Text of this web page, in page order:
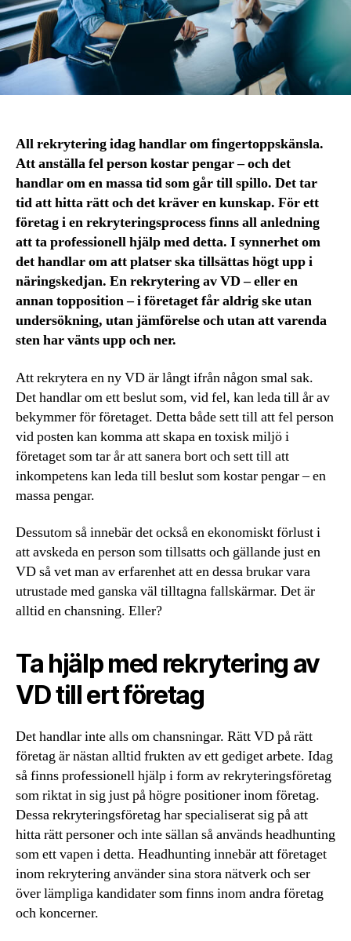
All rekrytering idag handlar om fingertoppskänsla.
Att anställa fel person kostar pengar – och det
handlar om en massa tid som går till spillo. Det tar
tid att hitta rätt och det kräver en kunskap. För ett
företag i en rekryteringsprocess finns all anledning
att ta professionell hjälp med detta. I synnerhet om
det handlar om att platser ska tillsättas högt upp i
näringskedjan. En rekrytering av VD – eller en
annan topposition – i företaget får aldrig ske utan
undersökning, utan jämförelse och utan att varenda
sten har vänts upp och ner.
Att rekrytera en ny VD är långt ifrån någon smal sak.
Det handlar om ett beslut som, vid fel, kan leda till år av
bekymmer för företaget. Detta både sett till att fel person
vid posten kan komma att skapa en toxisk miljö i
företaget som tar år att sanera bort och sett till att
inkompetens kan leda till beslut som kostar pengar – en
massa pengar.
Dessutom så innebär det också en ekonomiskt förlust i
att avskeda en person som tillsatts och gällande just en
VD så vet man av erfarenhet att en dessa brukar vara
utrustade med ganska väl tilltagna fallskärmar. Det är
alltid en chansning. Eller?
Ta hjälp med rekrytering av
VD till ert företag
Det handlar inte alls om chansningar. Rätt VD på rätt
företag är nästan alltid frukten av ett gediget arbete. Idag
så finns professionell hjälp i form av rekryteringsföretag
som riktat in sig just på högre positioner inom företag.
Dessa rekryteringsföretag har specialiserat sig på att
hitta rätt personer och inte sällan så används headhunting
som ett vapen i detta. Headhunting innebär att företaget
inom rekrytering använder sina stora nätverk och ser
över lämpliga kandidater som finns inom andra företag
och koncerner.